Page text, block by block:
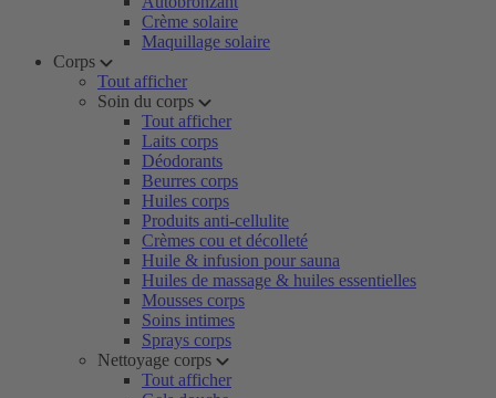
Crème solaire
Maquillage solaire
Corps
Tout afficher
Soin du corps
Tout afficher
Laits corps
Déodorants
Beurres corps
Huiles corps
Produits anti-cellulite
Crèmes cou et décolleté
Huile & infusion pour sauna
Huiles de massage & huiles essentielles
Mousses corps
Soins intimes
Sprays corps
Nettoyage corps
Tout afficher